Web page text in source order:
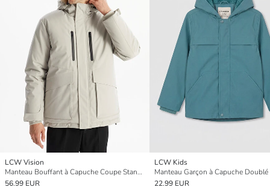
LCW Vision
Manteau Bouffant à Capuche Coupe Standard pour Hommes
56.99 EUR
LCW Kids
22.99 EUR